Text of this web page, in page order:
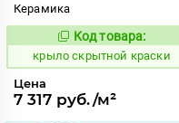
Керамика
839414
Код товара:
крыло скрытной краски
Цена
7 317 руб./м²